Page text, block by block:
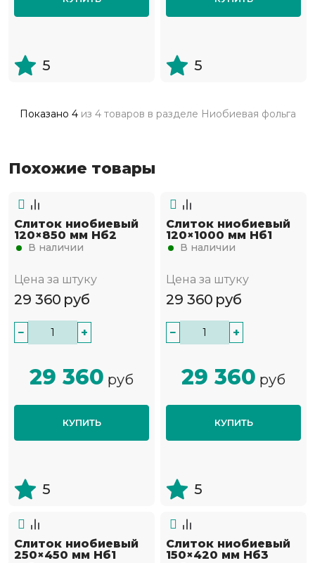
5 5
Показано 4из 4 товаров в разделе Ниобиевая фольга
Похожие товары
Слиток ниобиевый
120×850 мм Нб2
В наличии
Цена за штуку
29 360 руб
− +
29 360 руб
КУПИТЬ
5
Слиток ниобиевый
120×1000 мм Нб1
В наличии
Цена за штуку
29 360 руб
− +
29 360 руб
КУПИТЬ
5
Слиток ниобиевый
250×450 мм Нб1
Слиток ниобиевый
150×420 мм Нб3